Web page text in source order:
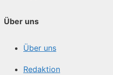
Über uns
Über uns
Redaktion